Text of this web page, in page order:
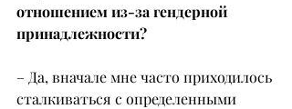
отношением из-за гендерной
принадлежности?
– Да, вначале мне часто приходилось
сталкиваться с определенными